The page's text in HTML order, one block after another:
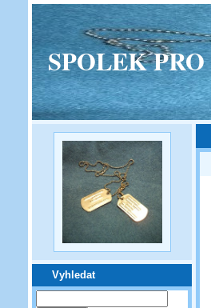
SPOLEK
Vyhledat